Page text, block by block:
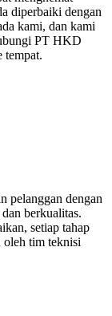
diperbaiki dengan
kami, dan kami
PT HKD
tempat.
pelanggan dengan
berkualitas.
setiap tahap
oleh tim teknisi